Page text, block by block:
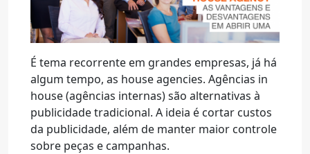
É tema recorrente em grandes empresas, já há
algum tempo, as house agencies. Agências in
house (agências internas) são alternativas à
publicidade tradicional. A ideia é cortar custos
da publicidade, além de manter maior controle
sobre peças e campanhas.